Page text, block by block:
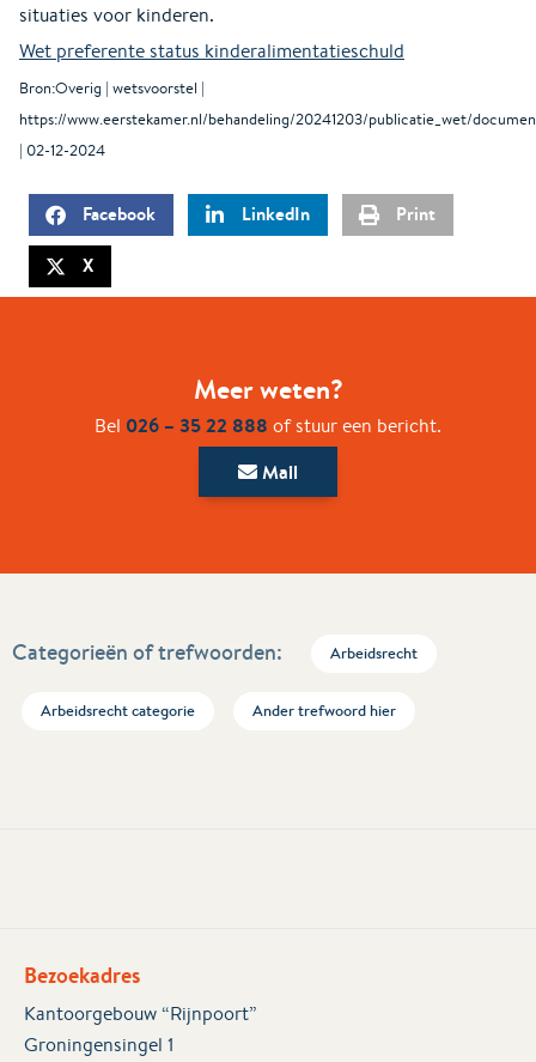
situaties voor kinderen.
Wet preferente status kinderalimentatieschuld
Bron:Overig | wetsvoorstel |
https://www.eerstekamer.nl/behandeling/20241203/publicatie_wet/
| 02-12-2024
Facebook LinkedIn Print
X
Meer weten?
Bel 026 – 35 22 888 of stuur een bericht.
Mail
Categorieën of trefwoorden: Arbeidsrecht
Arbeidsrecht categorie Ander trefwoord hier
Bezoekadres
Kantoorgebouw “Rijnpoort”
Groningensingel 1